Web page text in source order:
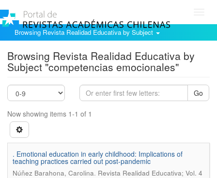
Browsing Revista Realidad Educativa by Subject
Browsing Revista Realidad Educativa by
Subject "competencias emocionales"
Go
Now showing items 1-1 of 1
. Emotional education in early childhood: Implications of
teaching practices carried out post-pandemic
Núñez Barahona, Carolina. Revista Realidad Educativa; Vol. 4